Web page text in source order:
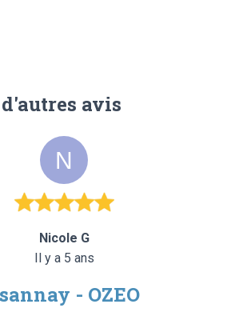
avis
Nicole G
Il y a 5 ans
- OZEO